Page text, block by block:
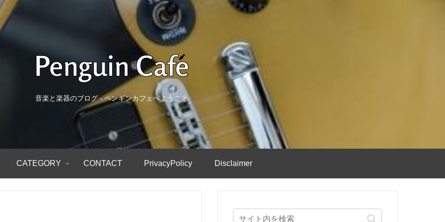
音楽と楽器のブログ - ペンギンカフェへようこそ
CATEGORY CONTACT PrivacyPolicy Disclaimer